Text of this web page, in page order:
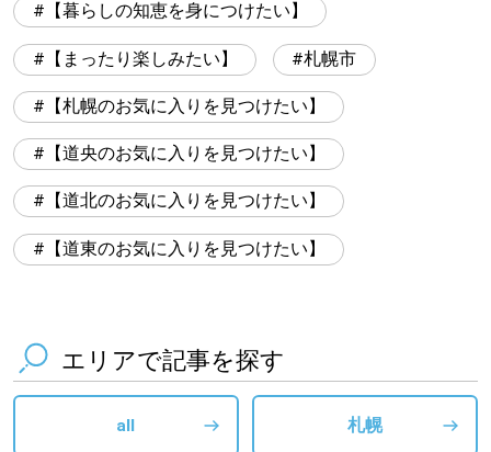
【暮らしの知恵を身につけたい】
【まったり楽しみたい】 札幌市
【札幌のお気に入りを見つけたい】
【道央のお気に入りを見つけたい】
【道北のお気に入りを見つけたい】
【道東のお気に入りを見つけたい】
エリアで記事を探す
all 札幌